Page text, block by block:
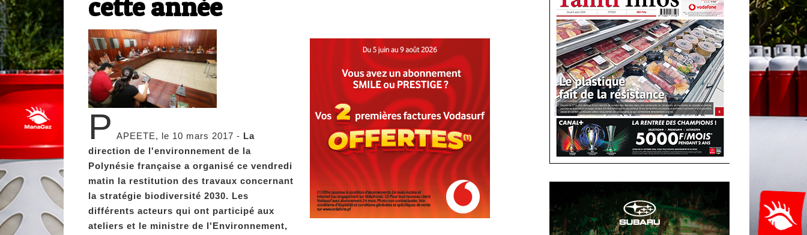
cette année
P APEETE, le 10 mars 2017 - La
direction de l'environnement de la
Polynésie française a organisé ce vendredi
matin la restitution des travaux concernant
la stratégie biodiversité 2030. Les
différents acteurs qui ont participé aux
ateliers et le ministre de l'Environnement,